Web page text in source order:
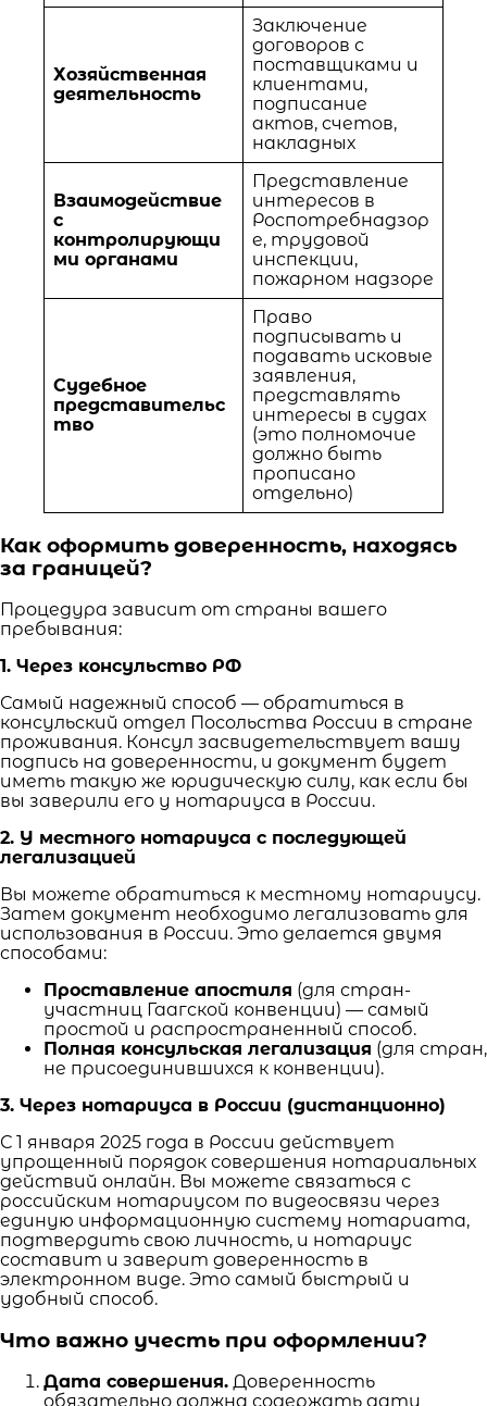
Хозяйственная
деятельность
Заключение
договоров с
поставщиками и
клиентами,
подписание
актов, счетов,
накладных
Взаимодействие
с
контролирующи
ми органами
Представление
интересов в
Роспотребнадзор
е, трудовой
инспекции,
пожарном надзоре
Судебное
представительс
тво
Право
подписывать и
подавать исковые
заявления,
представлять
интересы в судах
(это полномочие
должно быть
прописано
отдельно)
Как оформить доверенность, находясь
за границей?
Процедура зависит от страны вашего
пребывания:
1. Через консульство РФ
Самый надежный способ — обратиться в
консульский отдел Посольства России в стране
проживания. Консул засвидетельствует вашу
подпись на доверенности, и документ будет
иметь такую же юридическую силу, как если бы
вы заверили его у нотариуса в России.
2. У местного нотариуса с последующей
легализацией
Вы можете обратиться к местному нотариусу.
Затем документ необходимо легализовать для
использования в России. Это делается двумя
способами:
Проставление апостиля (для стран-
участниц Гаагской конвенции) — самый
простой и распространенный способ.
Полная консульская легализация (для стран,
не присоединившихся к конвенции).
3. Через нотариуса в России (дистанционно)
С 1 января 2025 года в России действует
упрощенный порядок совершения нотариальных
действий онлайн. Вы можете связаться с
российским нотариусом по видеосвязи через
единую информационную систему нотариата,
подтвердить свою личность, и нотариус
составит и заверит доверенность в
электронном виде. Это самый быстрый и
удобный способ.
Что важно учесть при оформлении?
Дата совершения. Доверенность
обязательно должна содержать дату